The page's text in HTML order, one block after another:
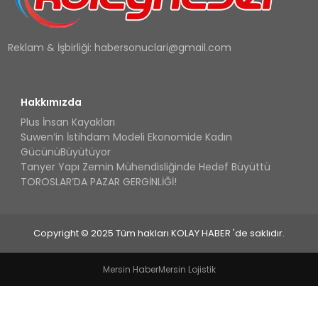
Reklam & İşbirliği: habersonuclari@gmail.com
Hakkımızda
Plus İnsan Kayakları
Suwen’in İstihdam Modeli Ekonomide Kadın
GücünüBüyütüyor
Tanyer Yapı Zemin Mühendisliğinde Hedef Büyüttü
TOROSLAR’DA PAZAR GERGİNLİĞİ!
Copyright © 2025 Tüm hakları KOLAY HABER 'de saklıdır.
Mersin HaberMersin Lojistik